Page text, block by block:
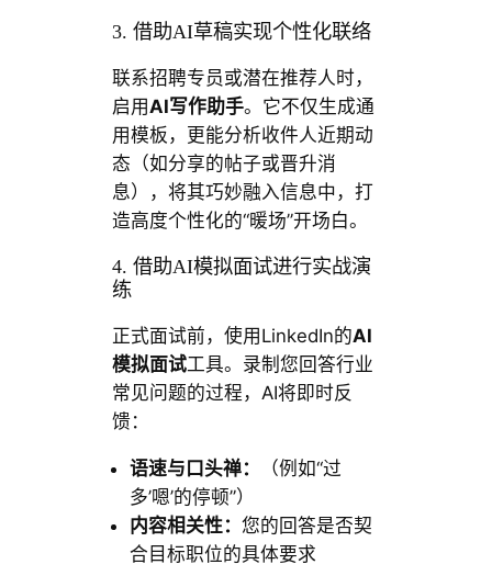
3. 借助AI草稿实现个性化联络
联系招聘专员或潜在推荐人时，
启用AI写作助手。它不仅生成通
用模板，更能分析收件人近期动
态（如分享的帖子或晋升消
息），将其巧妙融入信息中，打
造高度个性化的“暖场”开场白。
4. 借助AI模拟面试进行实战演
练
正式面试前，使用LinkedIn的AI
模拟面试工具。录制您回答行业
常见问题的过程，AI将即时反
馈：
语速与口头禅：
（例如“过
多’嗯’的停顿”）
内容相关性： 您的回答是否契
合目标职位的具体要求